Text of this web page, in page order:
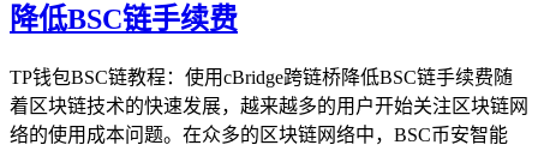
降低BSC链手续费
TP钱包BSC链教程：使用cBridge跨链桥降低BSC链手续费随
着区块链技术的快速发展，越来越多的用户开始关注区块链网
络的使用成本问题。在众多的区块链网络中，BSC币安智能